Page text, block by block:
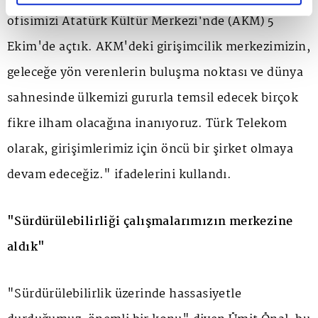
ofisimizi Atatürk Kültür Merkezi'nde (AKM) 5
Ekim'de açtık. AKM'deki girişimcilik merkezimizin,
geleceğe yön verenlerin buluşma noktası ve dünya
sahnesinde ülkemizi gururla temsil edecek birçok
fikre ilham olacağına inanıyoruz. Türk Telekom
olarak, girişimlerimiz için öncü bir şirket olmaya
devam edeceğiz." ifadelerini kullandı.
"Sürdürülebilirliği çalışmalarımızın merkezine
aldık"
"Sürdürülebilirlik üzerinde hassasiyetle